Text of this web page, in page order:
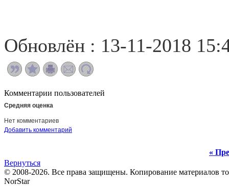
Обновлён : 13-11-2018
Комментарии пользователей
Средняя оценка
Нет комментариев
Добавить комментарий
«
Вернуться
© 2008-2026. Все права защищены. Копирование материалов
NorStar